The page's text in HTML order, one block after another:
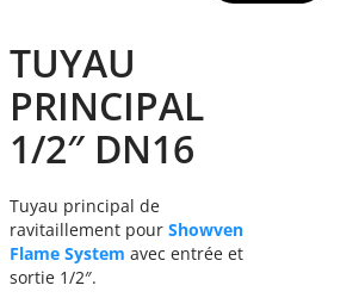
TUYAU
PRINCIPAL
1/2″ DN16
Tuyau principal de
ravitaillement pour Showven
Flame System avec entrée et
sortie 1/2″.